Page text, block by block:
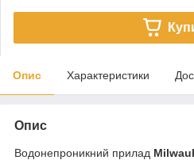
Опис Характеристики
Опис
Водонепроникний прилад